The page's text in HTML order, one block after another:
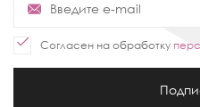
Согласен на обработку